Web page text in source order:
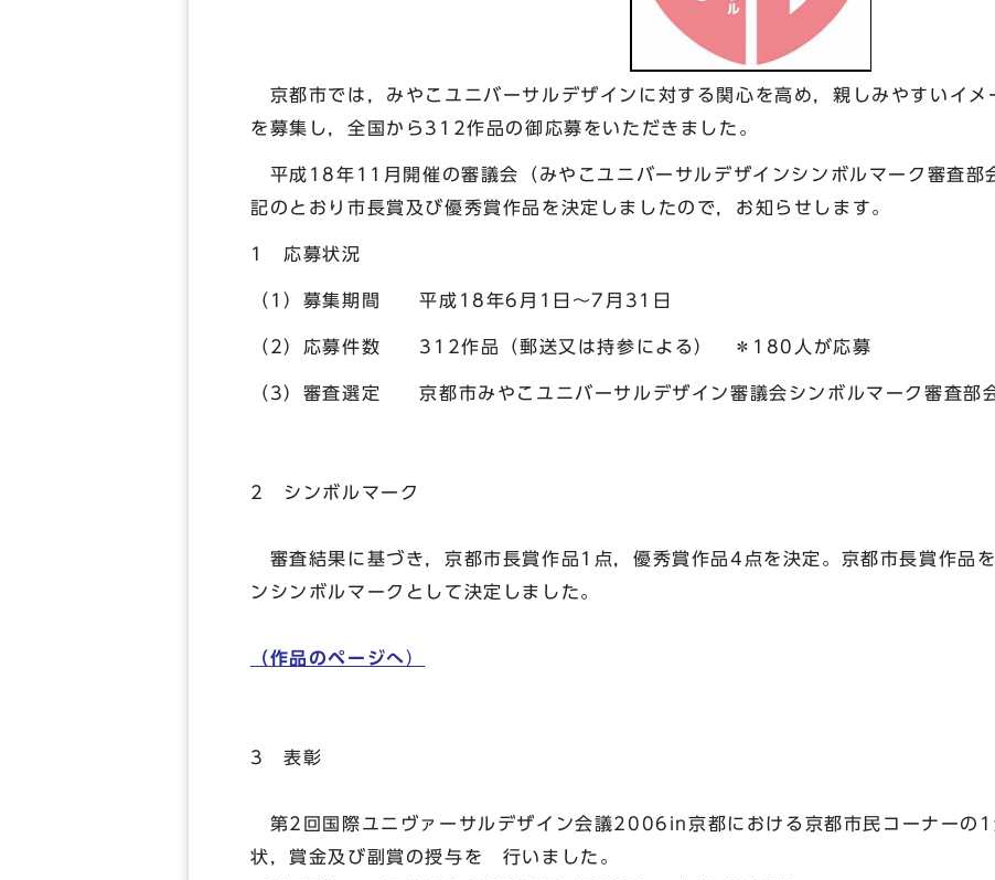
京都市では，みやこユニバーサルデザインに対する関心を高め，親しみやすいイメ
を募集し，全国から312作品の御応募をいただきました。
平成18年11月開催の審議会（みやこユニバーサルデザインシンボルマーク審査部
記のとおり市長賞及び優秀賞作品を決定しましたので，お知らせします。
1 応募状況
（1）募集期間 平成18年6月1日～7月31日
（2）応募件数 312作品（郵送又は持参による） ＊180人が応募
（3）審査選定 京都市みやこユニバーサルデザイン審議会シンボルマーク審査部
2 シンボルマーク
審査結果に基づき，京都市長賞作品1点，優秀賞作品4点を決定。京都市長賞作品
ンシンボルマークとして決定しました。
（作品のページへ）
3 表彰
第2回国際ユニヴァーサルデザイン会議2006in京都における京都市民コーナーの1
状，賞金及び副賞の授与を 行いました。